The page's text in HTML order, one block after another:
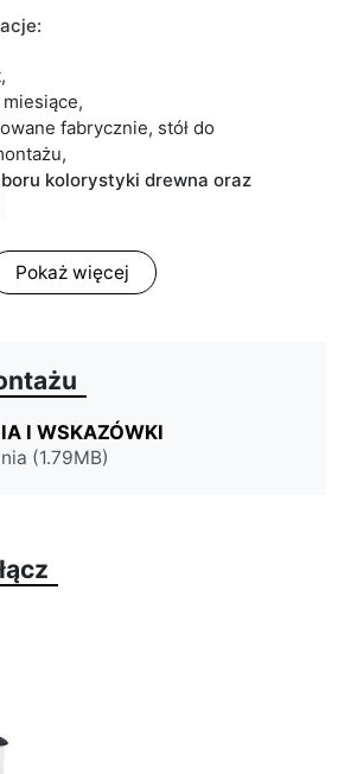
fabrycznie, stół do
kolorystyki drewna oraz
Pokaż więcej
I WSKAZÓWKI
(1.79MB)